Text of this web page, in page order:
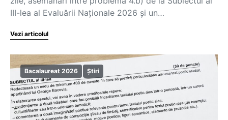
III-lea al Evaluării Naționale 2026 și un…
Vezi articolul
Bacalaureat 2026 Știri